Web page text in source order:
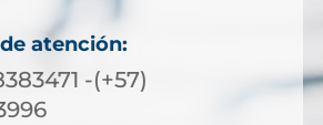
atención:
-(+57)